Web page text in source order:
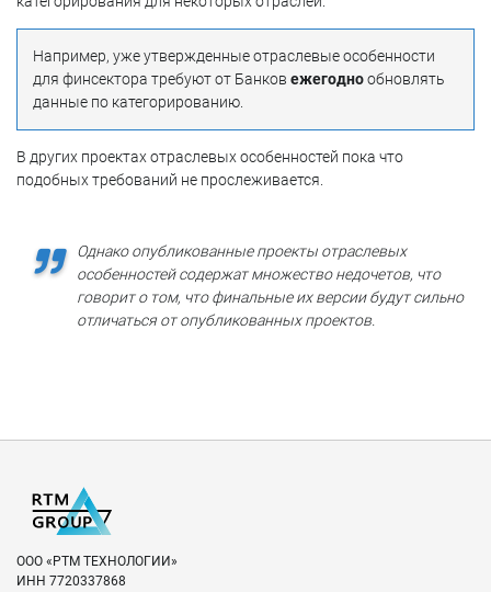
Например, уже утвержденные отраслевые особенности
для финсектора требуют от Банков ежегоднообновлять
данные по категорированию.
В других проектах отраслевых особенностей пока что
подобных требований не прослеживается.
Однако опубликованные проекты отраслевых
особенностей содержат множество недочетов, что
говорит о том, что финальные их версии будут сильно
отличаться от опубликованных проектов.
ООО «РТМ ТЕХНОЛОГИИ»
ИНН 7720337868